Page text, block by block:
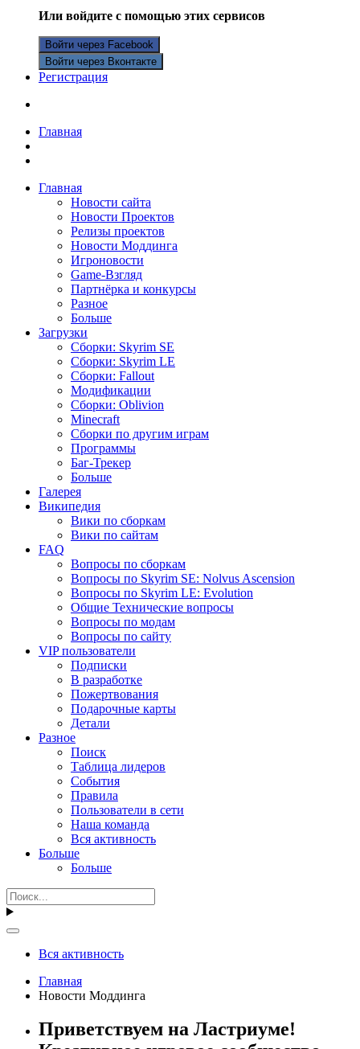
Или войдите с помощью этих сервисов
Войти через Facebook
Войти через Вконтакте
Регистрация
Главная
Главная
Новости сайта
Новости Проектов
Релизы проектов
Новости Моддинга
Игроновости
Game-Взгляд
Партнёрка и конкурсы
Разное
Больше
Загрузки
Сборки: Skyrim SE
Сборки: Skyrim LE
Сборки: Fallout
Модификации
Сборки: Oblivion
Minecraft
Сборки по другим играм
Программы
Баг-Трекер
Больше
Галерея
Википедия
Вики по сборкам
Вики по сайтам
FAQ
Вопросы по сборкам
Вопросы по Skyrim SE: Nolvus Ascension
Вопросы по Skyrim LE: Evolution
Общие Технические вопросы
Вопросы по модам
Вопросы по сайту
VIP пользователи
Подписки
В разработке
Пожертвования
Подарочные карты
Детали
Разное
Поиск
Таблица лидеров
События
Правила
Пользователи в сети
Наша команда
Вся активность
Больше
Больше
Вся активность
Главная
Новости Моддинга
Приветствуем на Ластриуме!